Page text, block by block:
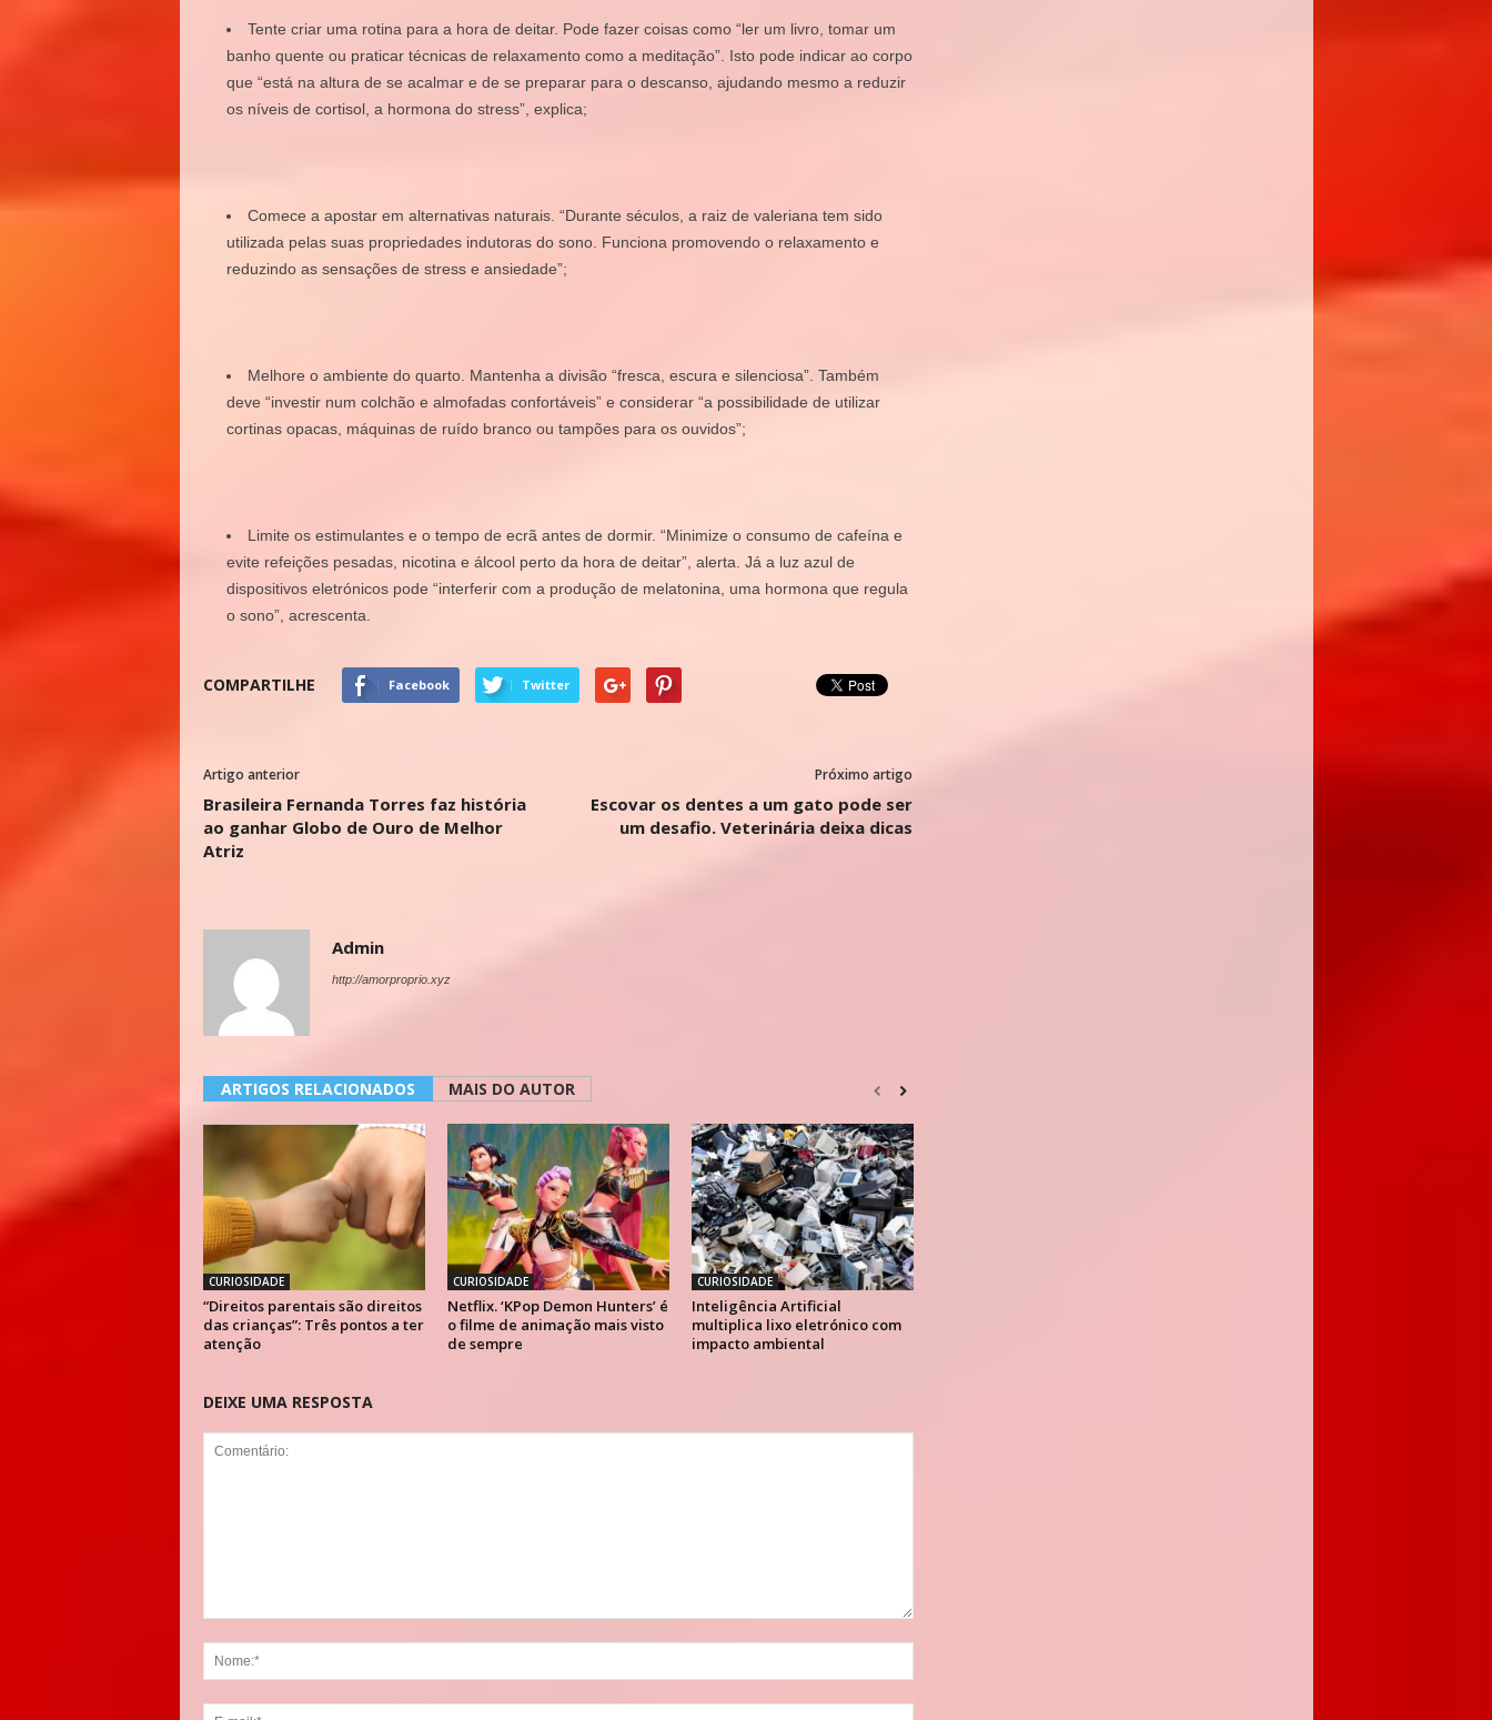
Tente criar uma rotina para a hora de deitar. Pode fazer coisas como “ler um livro, tomar um
banho quente ou praticar técnicas de relaxamento como a meditação”. Isto pode indicar ao corpo
que “está na altura de se acalmar e de se preparar para o descanso, ajudando mesmo a reduzir
os níveis de cortisol, a hormona do stress”, explica;
Comece a apostar em alternativas naturais. “Durante séculos, a raiz de valeriana tem sido
utilizada pelas suas propriedades indutoras do sono. Funciona promovendo o relaxamento e
reduzindo as sensações de stress e ansiedade”;
Melhore o ambiente do quarto. Mantenha a divisão “fresca, escura e silenciosa”. Também
deve “investir num colchão e almofadas confortáveis” e considerar “a possibilidade de utilizar
cortinas opacas, máquinas de ruído branco ou tampões para os ouvidos”;
Limite os estimulantes e o tempo de ecrã antes de dormir. “Minimize o consumo de cafeína e
evite refeições pesadas, nicotina e álcool perto da hora de deitar”, alerta. Já a luz azul de
dispositivos eletrónicos pode “interferir com a produção de melatonina, uma hormona que regula
o sono”, acrescenta.
COMPARTILHE Facebook Twitter
Artigo anterior
Brasileira Fernanda Torres faz história
ao ganhar Globo de Ouro de Melhor
Atriz
Próximo artigo
Escovar os dentes a um gato pode ser
um desafio. Veterinária deixa dicas
Admin
http://amorproprio.xyz
ARTIGOS RELACIONADOS MAIS DO AUTOR
CURIOSIDADE
“Direitos parentais são direitos
das crianças”: Três pontos a ter
atenção
CURIOSIDADE
Netflix. ‘KPop Demon Hunters’ é
o filme de animação mais visto
de sempre
CURIOSIDADE
Inteligência Artificial
multiplica lixo eletrónico com
impacto ambiental
DEIXE UMA RESPOSTA